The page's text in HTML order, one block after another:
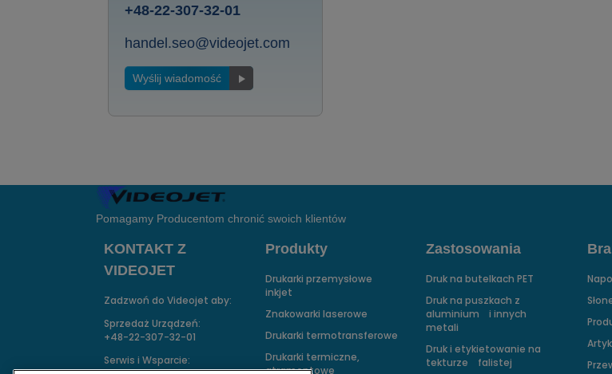
+48-22-307-32-01
handel.seo@videojet.com
Wyślij wiadomość
Pomagamy Producentom chronić swoich klientów
KONTAKT Z
VIDEOJET
Zadzwoń do Videojet aby:
Sprzedaż Urządzeń:
+48-22-307-32-01
Serwis i Wsparcie:
Produkty
Drukarki przemysłowe
inkjet
Znakowarki laserowe
Drukarki termotransferowe
Drukarki termiczne,
atramentowe
Zastosowania
Druk na butelkach PET
Druk na puszkach z
aluminium i innych
metali
Druk i etykietowanie na
tekturze falistej